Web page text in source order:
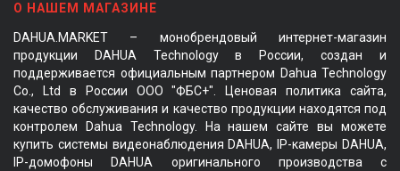
О НАШЕМ МАГАЗИНЕ
DAHUA.MARKET – монобрендовый интернет-магазин
продукции DAHUA Technology в России, создан и
поддерживается официальным партнером Dahua Technology
Co., Ltd в России ООО "ФБС+". Ценовая политика сайта,
качество обслуживания и качество продукции находятся под
контролем Dahua Technology. На нашем сайте вы можете
купить системы видеонаблюдения DAHUA, IP-камеры DAHUA,
IP-домофоны DAHUA оригинального производства с